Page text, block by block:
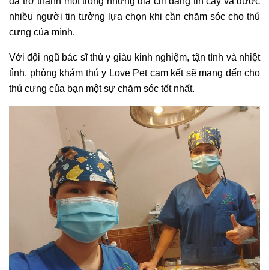
nhiều người tin tưởng lựa chọn khi cần chăm sóc cho thú
cưng của mình.
Với đội ngũ bác sĩ thú y giàu kinh nghiệm, tận tình và nhiệt
tình, phòng khám thú y Love Pet cam kết sẽ mang đến cho
thú cưng của bạn một sự chăm sóc tốt nhất.